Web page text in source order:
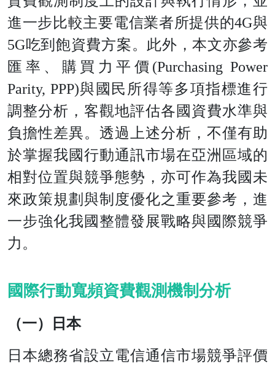
進一步比較主要電信業者所提供的4G與
5G吃到飽資費方案。此外，本文亦參考
匯率、購買力平價(Purchasing Power
Parity, PPP)與國民所得等多項指標進行
調整分析，客觀地評估各國資費水準與
負擔性差異。透過上述分析，不僅有助
於掌握我國行動通訊市場在亞洲區域的
相對位置與競爭態勢，亦可作為我國未
來政策規劃與制度優化之重要參考，進
一步強化我國整體發展戰略與國際競爭
力。
國際行動寬頻資費觀測機制分析
（一）日本
日本總務省設立電信通信市場競爭評價